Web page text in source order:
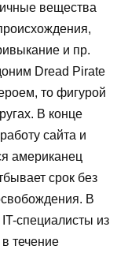
вещества
и пр.
Dread Pirate
то фигурой
В конце
сайта и
американец
срок без
В
специалисты из
течение